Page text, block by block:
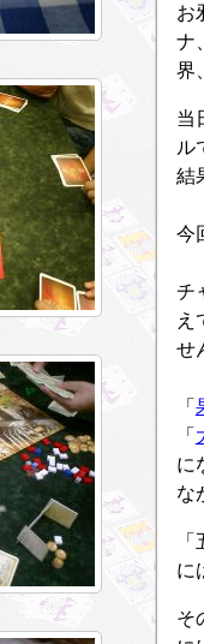
お
ナ
界
当
ル
結
今
チ
え
せ
「
「
に
な
に
そ